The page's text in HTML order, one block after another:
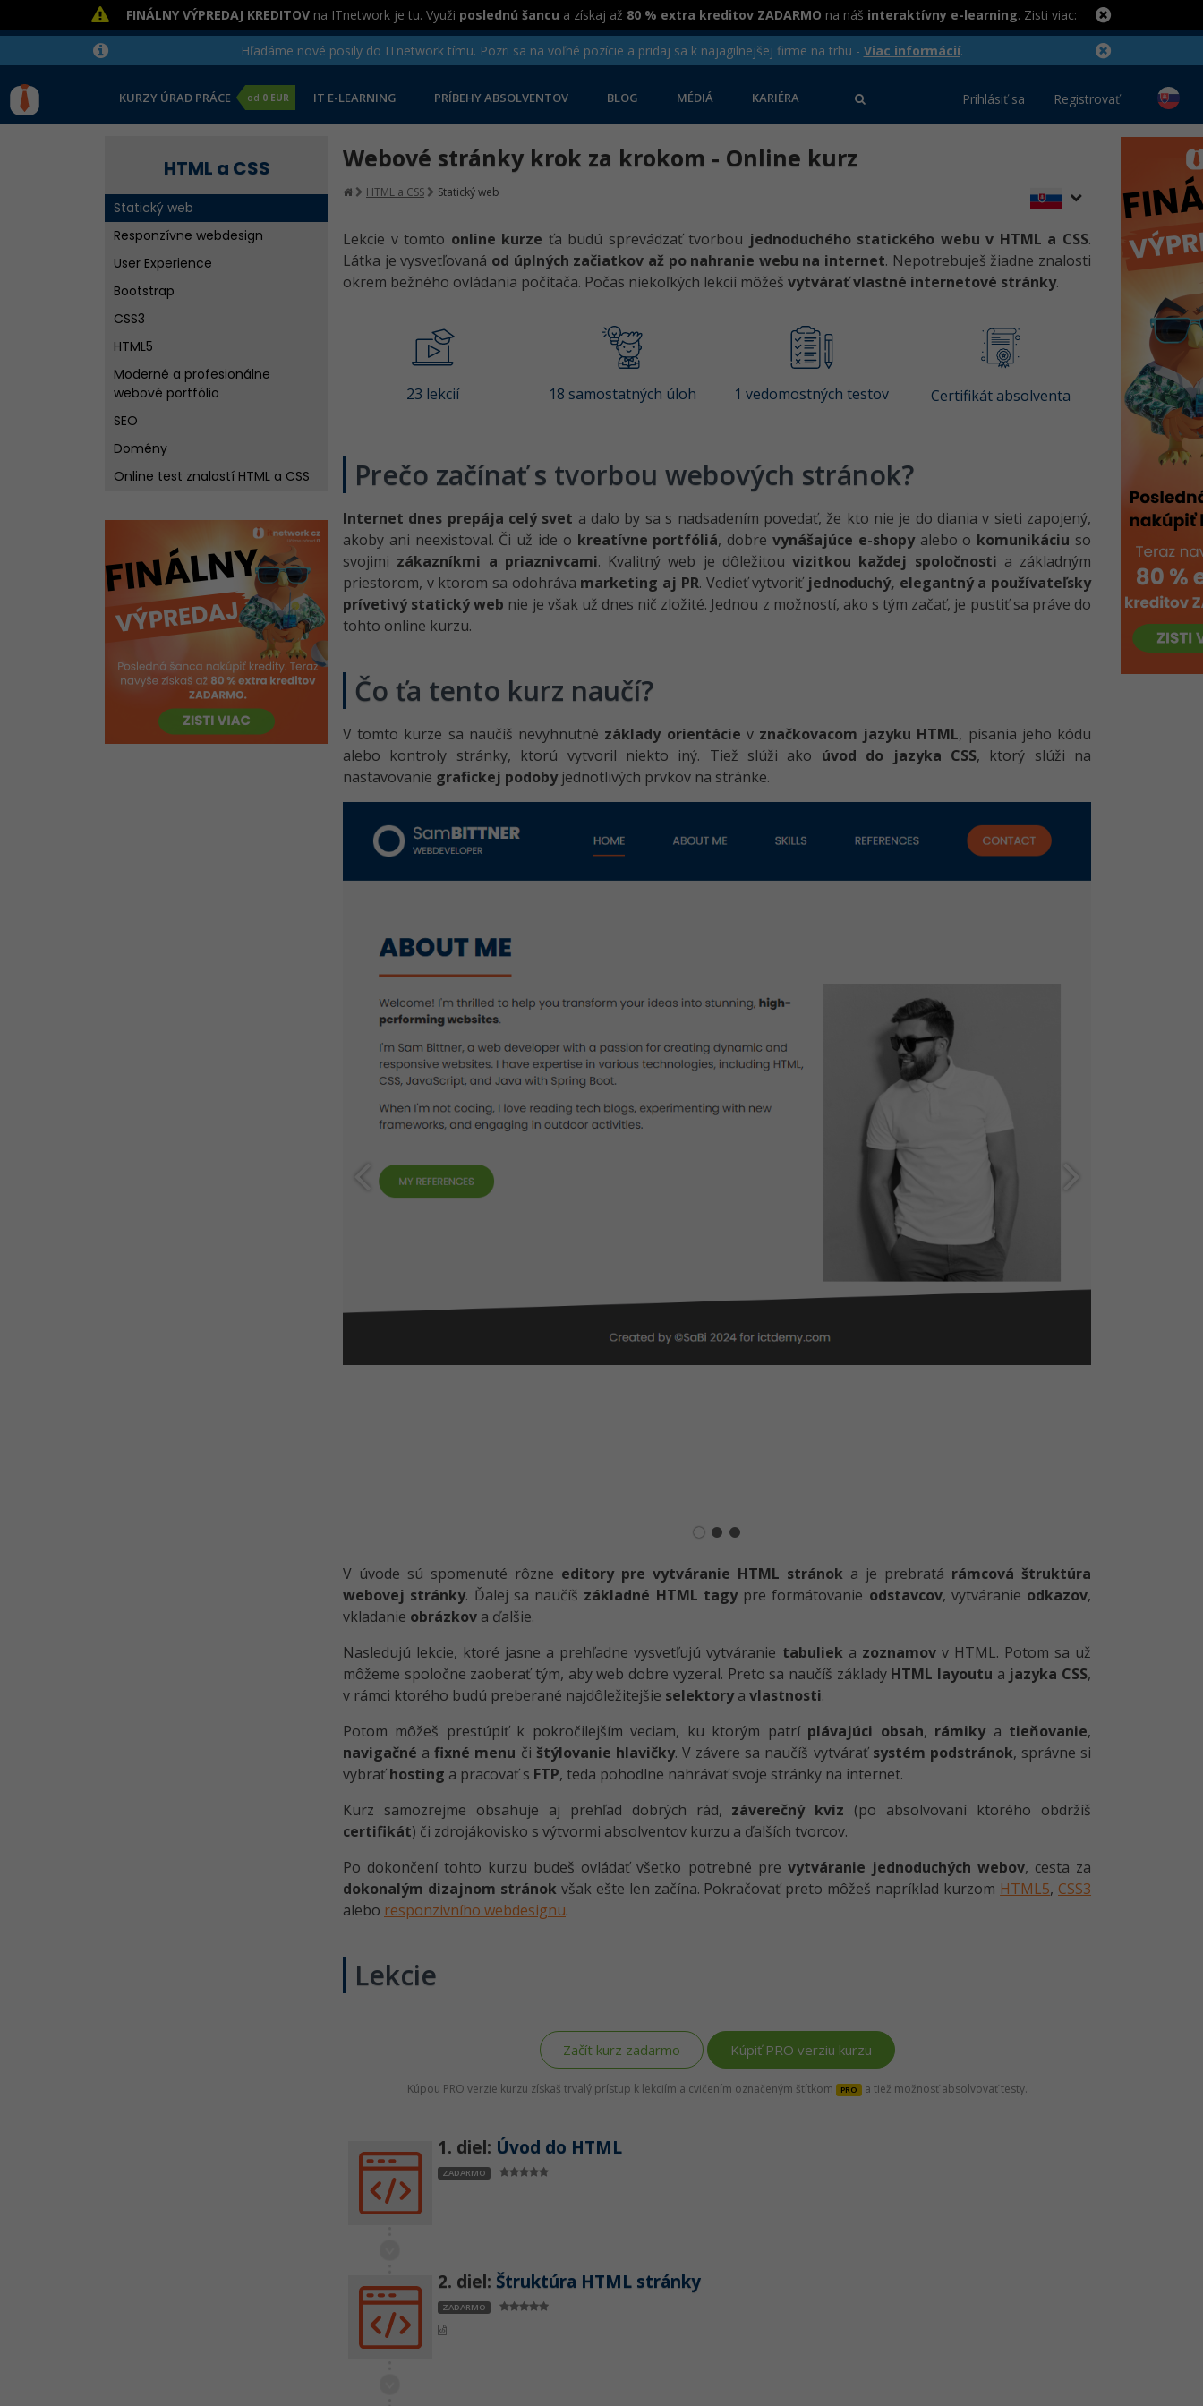
FINÁLNY VÝPREDAJ KREDITOV na ITnetwork je tu. Využi poslednú šancu a získaj až 80 % extra kreditov ZADARMO na náš interaktívny e-learning. Zisti viac:
Hľadáme nové posily do ITnetwork tímu. Pozri sa na voľné pozície a pridaj sa k najagilnejšej firme na trhu - Viac informácií.
KURZY ÚRAD PRÁCE od 0 EUR IT E-LEARNING PRÍBEHY ABSOLVENTOV BLOG MÉDIÁ KARIÉRA Prihlásiť sa Registrovať
HTML a CSS
Statický web
Responzívne webdesign
User Experience
Bootstrap
CSS3
HTML5
Moderné a profesionálne
webové portfólio
SEO
Domény
Online test znalostí HTML a CSS
Webové stránky krok za krokom - Online kurz
HTML a CSS Statický web
Lekcie v tomto online kurze ťa budú sprevádzať tvorbou jednoduchého statického webu v HTML a CSS.
Látka je vysvetľovaná od úplných začiatkov až po nahranie webu na internet. Nepotrebuješ žiadne znalosti
okrem bežného ovládania počítača. Počas niekoľkých lekcií môžeš vytvárať vlastné internetové stránky.
23 lekcií 18 samostatných úloh 1 vedomostných testov Certifikát absolventa
Prečo začínať s tvorbou webových stránok?
Internet dnes prepája celý svet a dalo by sa s nadsadením povedať, že kto nie je do diania v sieti zapojený,
akoby ani neexistoval. Či už ide o kreatívne portfóliá, dobrevynášajúce e-shopyalebo o komunikáciu so
svojimi zákazníkmi a priaznivcami. Kvalitný web je dôležitou vizitkou každej spoločnosti a základným
priestorom, v ktorom sa odohráva marketing aj PR. Vedieť vytvoriť jednoduchý, elegantný a používateľsky
prívetivý statický web nie je však už dnes nič zložité. Jednou z možností, ako s tým začať, je pustiť sa práve do
tohto online kurzu.
Čo ťa tento kurz naučí?
V tomto kurze sa naučíš nevyhnutné základy orientácie v značkovacom jazyku HTML, písania jeho kódu
alebo kontroly stránky, ktorú vytvoril niekto iný. Tiež slúži ako úvod do jazyka CSS, ktorý slúži na
nastavovanie grafickej podobyjednotlivých prvkov na stránke.
V úvode sú spomenuté rôzne editory pre vytváranie HTML stránok a je prebratá rámcová štruktúra
webovej stránky. Ďalej sa naučíš základné HTML tagypre formátovanie odstavcov, vytváranie odkazov,
vkladanie obrázkov a ďalšie.
Nasledujú lekcie, ktoré jasne a prehľadne vysvetľujú vytváranie tabulieka zoznamovv HTML. Potom sa už
môžeme spoločne zaoberať tým, aby web dobre vyzeral. Preto sa naučíš základy HTML layoutu a jazyka CSS,
v rámci ktorého budú preberané najdôležitejšie selektorya vlastnosti.
Potom môžeš prestúpiť k pokročilejším veciam, ku ktorým patrí plávajúci obsah, rámikya tieňovanie,
navigačné afixné menu či štýlovanie hlavičky. V závere sa naučíš vytvárať systém podstránok, správne si
vybraťhosting a pracovať s FTP, teda pohodlne nahrávať svoje stránky na internet.
Kurz samozrejme obsahuje aj prehľad dobrých rád, záverečný kvíz (po absolvovaní ktorého obdržíš
certifikát) či zdrojákovisko s výtvormi absolventov kurzu a ďalších tvorcov.
Po dokončení tohto kurzu budeš ovládať všetko potrebné pre vytváranie jednoduchých webov, cesta za
dokonalým dizajnom stránokvšak ešte len začína. Pokračovať preto môžeš napríklad kurzom HTML5, CSS3
alebo responzivního webdesignu.
Lekcie
Začít kurz zadarmo Kúpiť PRO verziu kurzu
Kúpou PRO verzie kurzu získaš trvalý prístup k lekciím a cvičením označeným štítkom PRO a tiež možnosť absolvovať testy.
1. diel: Úvod do HTML
ZADARMO
2. diel: Štruktúra HTML stránky
ZADARMO